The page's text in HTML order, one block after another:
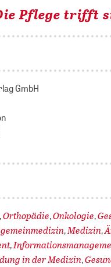
Pflege trifft
GmbH
,Orthopädie,Onkologie,
,Medizin,
,
in der Medizin,